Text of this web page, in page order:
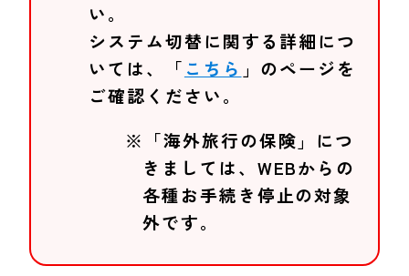
い。
システム切替に関する詳細につ
いては、「 こちら 」のページを
ご確認ください。
※「海外旅行の保険」につ
きましては、WEBからの
各種お手続き停止の対象
外です。